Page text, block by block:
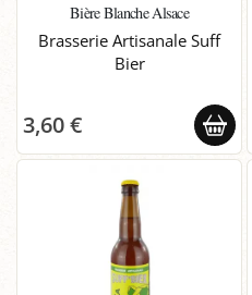
Bière Blanche Alsace
Brasserie Artisanale Suff
Bier
3,60 €